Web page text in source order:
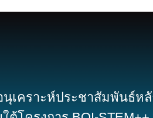
เคราะห์ประชาสัมพันธ์ห